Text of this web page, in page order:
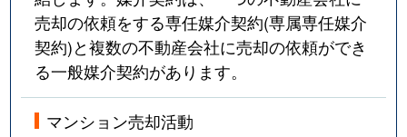
売却の依頼をする専任媒介契約(専属専任媒介
契約)と複数の不動産会社に売却の依頼ができ
る一般媒介契約があります。
マンション売却活動